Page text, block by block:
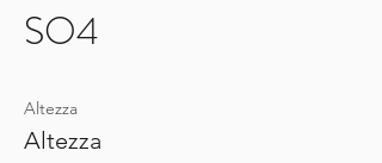
SO4
Altezza
Altezza